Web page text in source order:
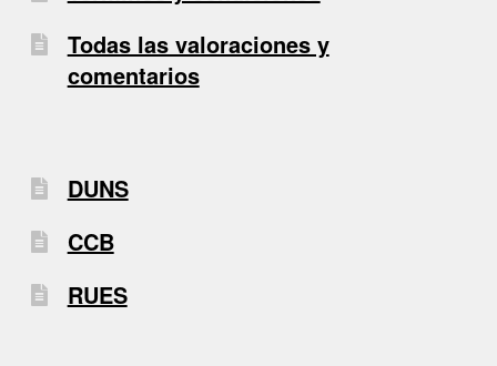
Todas las valoraciones y
comentarios
DUNS
CCB
RUES